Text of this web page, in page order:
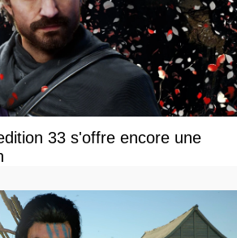
33 s'offre encore une